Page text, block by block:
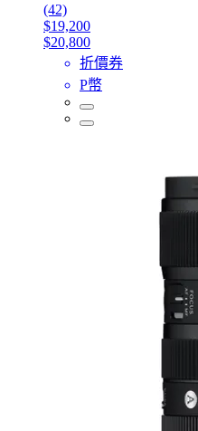
(42)
$19,200
$20,800
折價券
P幣